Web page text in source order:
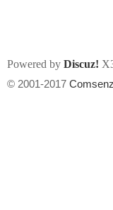
Powered by Discuz!
© 2001-2017